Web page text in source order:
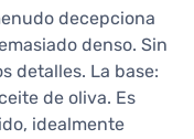
decepciona
denso. Sin
detalles. La base:
de oliva. Es
idealmente